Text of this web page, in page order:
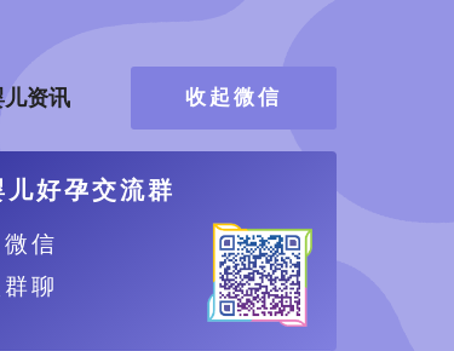
资讯 收起微信
儿好孕交流群
信
聊